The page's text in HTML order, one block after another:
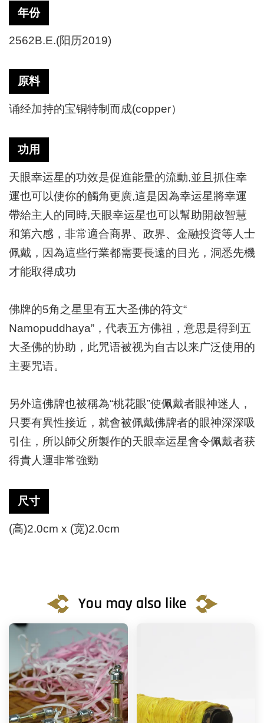
年份
2562B.E.(阳历2019)
原料
诵经加持的宝铜特制而成(copper）
功用
天眼幸运星的功效是促進能量的流動,並且抓住幸
運也可以使你的觸角更廣,這是因為幸运星將幸運
帶給主人的同時,天眼幸运星也可以幫助開啟智慧
和第六感，非常適合商界、政界、金融投資等人士
佩戴，因為這些行業都需要長遠的目光，洞悉先機
才能取得成功
佛牌的5角之星里有五大圣佛的符文“
Namopuddhaya”，代表五方佛祖，意思是得到五
大圣佛的协助，此咒语被视为自古以来广泛使用的
主要咒语。
另外這佛牌也被稱為“桃花眼”使佩戴者眼神迷人，
只要有異性接近， 就會被佩戴佛牌者的眼神深深吸
引住，所以師父所製作的天眼幸运星會令佩戴者获
得貴人運非常強勁
尺寸
(高)2.0cm x (宽)2.0cm
You may also like